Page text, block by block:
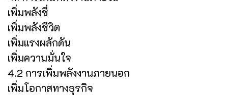
เพิ่มพลังชี่
เพิ่มพลังชีวิต
เพิ่มแรงผลักดัน
เพิ่มความมั่นใจ
4.2 การเพิ่มพลังงานภายนอก
เพิ่มโอกาสทางธุรกิจ